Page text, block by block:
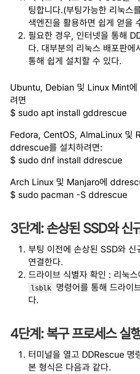
팅합니다.(부팅가능한 리눅스
색엔진을 활용하면 쉽게 얻을
필요한 경우, 인터넷을 통해
다. 대부분의 리눅스 배포판에
통해 쉽게 설치할 수 있다.
Ubuntu, Debian 및 Linux Mint에
려면
$ sudo apt install gddrescue
Fedora, CentOS, AlmaLinux 및
ddrescue를 설치하려면:
$ sudo dnf install ddrescue
Arch Linux 및 Manjaro에
$ sudo pacman -S ddrescue
3단계: 손상된 SSD와 신
부팅 이전에 손상된 SSD와 신
연결한다.
드라이브 식별자 확인 : 리눅
lsblk
명령어를 통해 드라이
다.
4단계: 복구 프로세스 실
터미널을 열고 DDRescue 명
본 형식은 다음과 같다.